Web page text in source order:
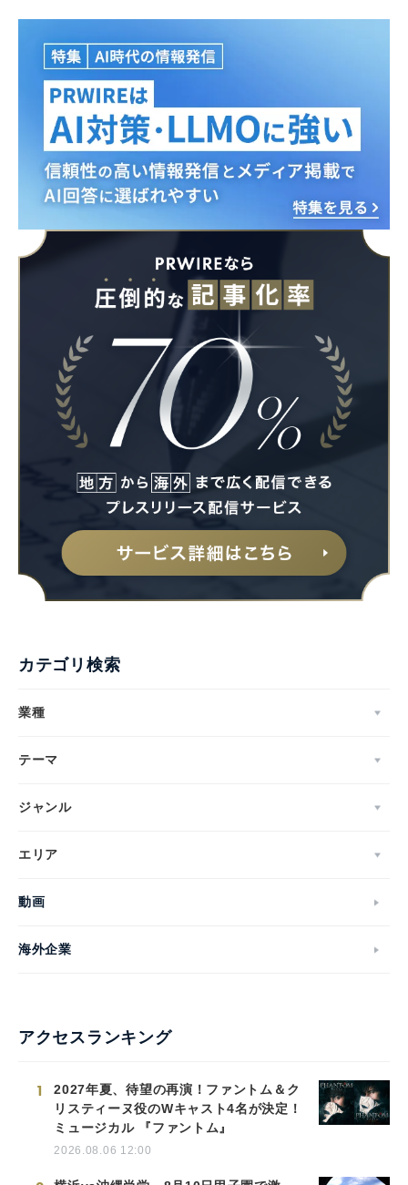
カテゴリ検索
業種
テーマ
ジャンル
エリア
動画
海外企業
アクセスランキング
1
2027年夏、待望の再演！ファントム＆ク
リスティーヌ役のWキャスト4名が決定！
ミュージカル 『ファントム』
2026.08.06 12:00